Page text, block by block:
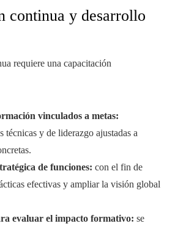
continua y desarrollo
requiere una capacitación
vinculados a metas:
técnicas y de liderazgo ajustadas a
de funciones: con el fin de
efectivas y ampliar la visión global
evaluar el impacto formativo: se